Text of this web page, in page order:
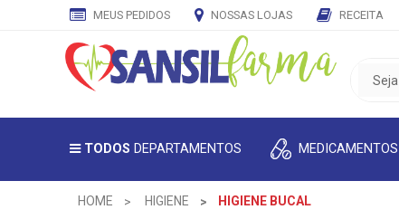
MEUS PEDIDOS NOSSAS LOJAS RECEITA
TODOS DEPARTAMENTOS MEDICAMENTOS
HOME HIGIENE HIGIENE BUCAL
CADASTRE
SEU
MAIL
E